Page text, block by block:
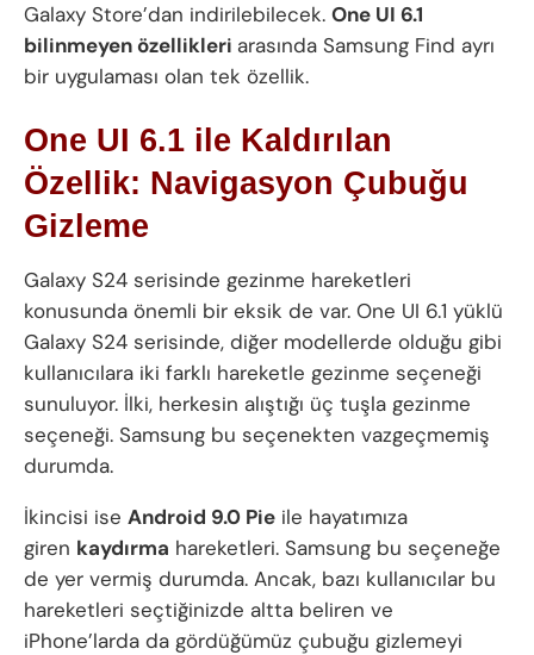
Galaxy Store’dan indirilebilecek. One UI 6.1
bilinmeyen özellikleri arasında Samsung Find ayrı
bir uygulaması olan tek özellik.
One UI 6.1 ile Kaldırılan
Özellik: Navigasyon Çubuğu
Gizleme
Galaxy S24 serisinde gezinme hareketleri
konusunda önemli bir eksik de var. One UI 6.1 yüklü
Galaxy S24 serisinde, diğer modellerde olduğu gibi
kullanıcılara iki farklı hareketle gezinme seçeneği
sunuluyor. İlki, herkesin alıştığı üç tuşla gezinme
seçeneği. Samsung bu seçenekten vazgeçmemiş
durumda.
İkincisi ise Android 9.0 Pie ile hayatımıza
giren kaydırma hareketleri. Samsung bu seçeneğe
de yer vermiş durumda. Ancak, bazı kullanıcılar bu
hareketleri seçtiğinizde altta beliren ve
iPhone’larda da gördüğümüz çubuğu gizlemeyi